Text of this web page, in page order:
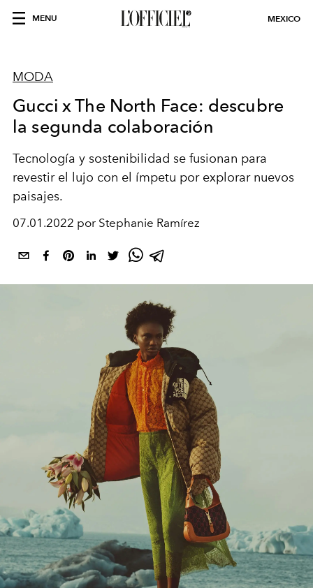
MENU MEXICO
MODA
Gucci x The North Face: descubre
la segunda colaboración
Tecnología y sostenibilidad se fusionan para
revestir el lujo con el ímpetu por explorar nuevos
paisajes.
07.01.2022 por Stephanie Ramírez